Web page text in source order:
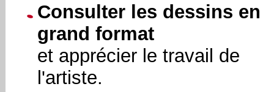
Consulter les dessins en
grand format
et apprécier le travail de
l'artiste.